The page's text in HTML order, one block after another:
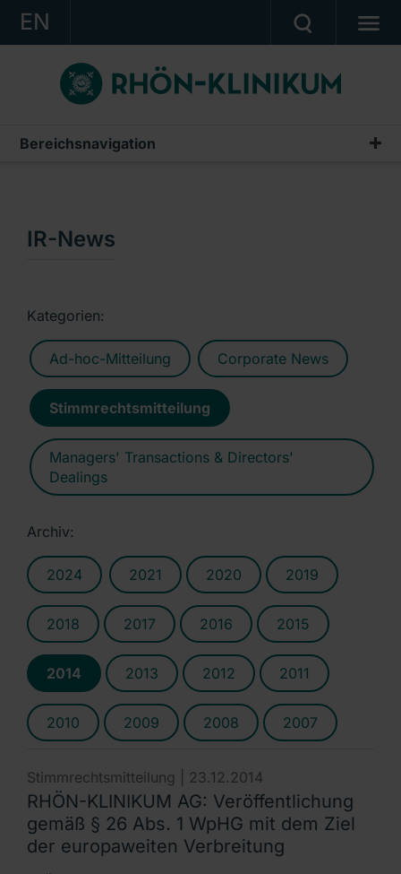
EN
KONZERN
KLINIKEN
KARRIERE
KONTAKT
Bereichsnavigation
Publikationen & Präsentationen
Präsentationen & Conference Calls
IR-News
Kategorien:
Ad-hoc-Mitteilung Corporate News
Stimmrechtsmitteilung
Managers' Transactions & Directors'
Dealings
Archiv:
2024 2021 2020 2019
2018 2017 2016 2015
2014 2013 2012 2011
2010 2009 2008 2007
Stimmrechtsmitteilung | 23.12.2014
RHÖN-KLINIKUM AG: Veröffentlichung
gemäß § 26 Abs. 1 WpHG mit dem Ziel
der europaweiten Verbreitung